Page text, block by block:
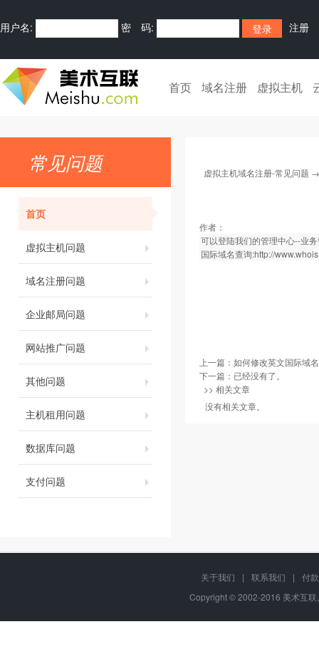
用户名: 密 码: 注册
首页 域名注册 虚拟主机
常见问题
首页
虚拟主机问题
域名注册问题
企业邮局问题
网站推广问题
其他问题
主机租用问题
数据库问题
支付问题
虚拟主机域名注册-常见问题
作者：
可以登陆我们的管理中心--业
国际域名查询:http://
上一篇： 如何修改英文国际域
下一篇：已经没有了。
>> 相关文章
没有相关文章。
关于我们 | 联系我们 |
付
Copyright © 2002-2016 美术互